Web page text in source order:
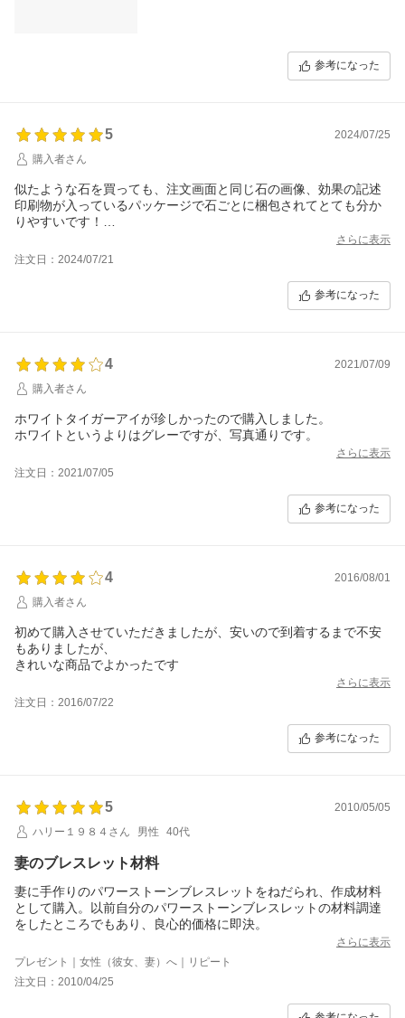
参考になった
5
2024/07/25
購入者さん
似たような石を買っても、注文画面と同じ石の画像、効果の記述
印刷物が入っているパッケージで石ごとに梱包されてとても分か
りやすいです！
親切で丁寧、迅速な到着、良心的な価格にたいへん満足いたしま
した！次もリピ確定ですね
さらに表示
注文日：2024/07/21
参考になった
4
2021/07/09
購入者さん
ホワイトタイガーアイが珍しかったので購入しました。
ホワイトというよりはグレーですが、写真通りです。
さらに表示
注文日：2021/07/05
参考になった
4
2016/08/01
購入者さん
初めて購入させていただきましたが、安いので到着するまで不安
もありましたが、
きれいな商品でよかったです
さらに表示
注文日：2016/07/22
参考になった
5
2010/05/05
ハリー１９８４さん
男性 40代
妻のブレスレット材料
妻に手作りのパワーストーンブレスレットをねだられ、作成材料
として購入。以前自分のパワーストーンブレスレットの材料調達
をしたところでもあり、良心的価格に即決。
さらに表示
プレゼント｜女性（彼女、妻）へ｜リピート
注文日：2010/04/25